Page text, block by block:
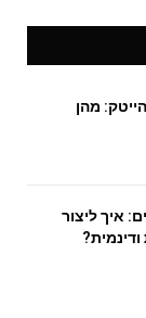
מהן
איך ליצור